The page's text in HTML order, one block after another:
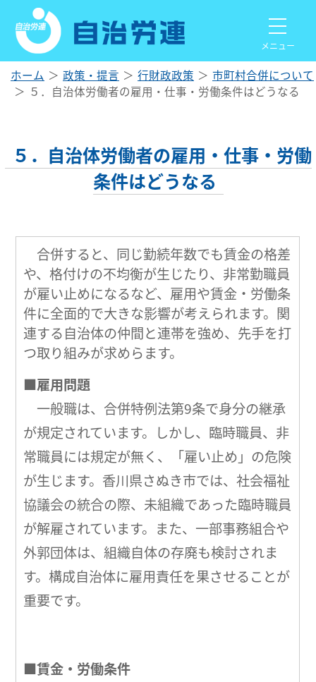
メニュー
ホーム 政策・提言 行財政政策
市町村合併について
５．自治体労働者の雇用・仕事・労働条件はどうなる
５．自治体労働者の雇用・仕事・労働
条件はどうなる
合併すると、同じ勤続年数でも賃金の格差
や、格付けの不均衡が生じたり、非常勤職員
が雇い止めになるなど、雇用や賃金・労働条
件に全面的で大きな影響が考えられます。関
連する自治体の仲間と連帯を強め、先手を打
つ取り組みが求めらます。
■雇用問題
一般職は、合併特例法第9条で身分の継承
が規定されています。しかし、臨時職員、非
常職員には規定が無く、「雇い止め」の危険
が生じます。香川県さぬき市では、社会福祉
協議会の統合の際、未組織であった臨時職員
が解雇されています。また、一部事務組合や
外郭団体は、組織自体の存廃も検討されま
す。構成自治体に雇用責任を果させることが
重要です。
■賃金・労働条件